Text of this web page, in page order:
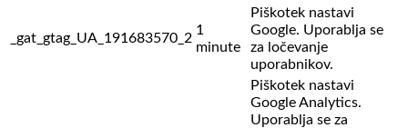
_gat_gtag_UA_191683570_2
1
minute
Piškotek nastavi
Google. Uporablja se
za ločevanje
uporabnikov.
Piškotek nastavi
Google Analytics.
Uporablja se za